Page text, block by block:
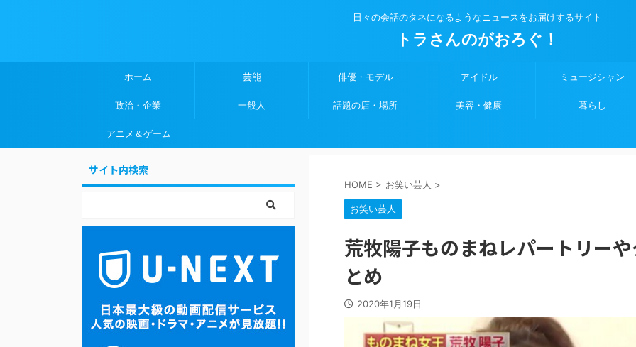
日々の会話のタネになるようなニュースをお届けするサイト
トラさんのがおろぐ！
ホーム 芸能 俳優・モデル アイドル ミュージシャン
政治・企業 一般人 話題の店・場所 美容・健康 暮らし
アニメ＆ゲーム
HOME > お笑い芸人 >
お笑い芸人
荒牧陽子ものまねレパートリー
とめ
2020年1月19日
サイト内検索